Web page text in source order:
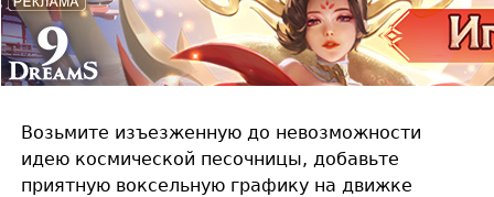
Возьмите изъезженную до невозможности
идею космической песочницы, добавьте
приятную воксельную графику на движке